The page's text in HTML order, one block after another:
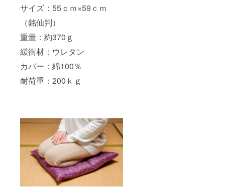
サイズ：55ｃｍ×59ｃｍ
（銘仙判）
重量：約370ｇ
緩衝材：ウレタン
カバー：綿100％
耐荷重：200ｋｇ